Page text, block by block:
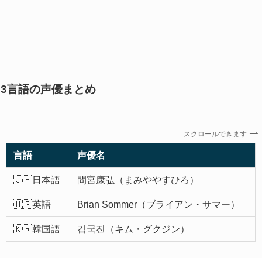
3言語の声優まとめ
スクロールできます
言語 声優名
🇯🇵日本語 間宮康弘（まみややすひろ）
🇺🇸英語 Brian Sommer（ブライアン・サマー）
🇰🇷韓国語 김국진（キム・グクジン）